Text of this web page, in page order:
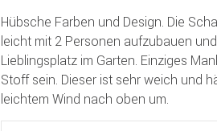
Hübsche Farben und Design. Die
leicht mit 2 Personen aufzubauen
Lieblingsplatz im Garten. Einziges
Stoff sein. Dieser ist sehr weich und
leichtem Wind nach oben um.